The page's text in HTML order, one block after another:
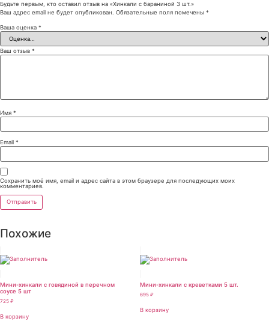
Будьте первым, кто оставил отзыв на «Хинкали с бараниной 3 шт.»
Ваш адрес email не будет опубликован. Обязательные поля помечены *
Ваша оценка *
Ваш отзыв *
Имя *
Email *
Сохранить моё имя, email и адрес сайта в этом браузере для последующих моих
комментариев.
Похожие
Мини-хинкали с говядиной в перечном
соусе 5 шт
725 ₽
В корзину
Мини-хинкали с креветками 5 шт.
695 ₽
В корзину